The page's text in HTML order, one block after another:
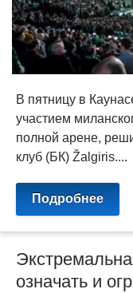
В пятницу в
участием
полной арене,
клуб (БК) Žalgiris....
Подробнее
означать и